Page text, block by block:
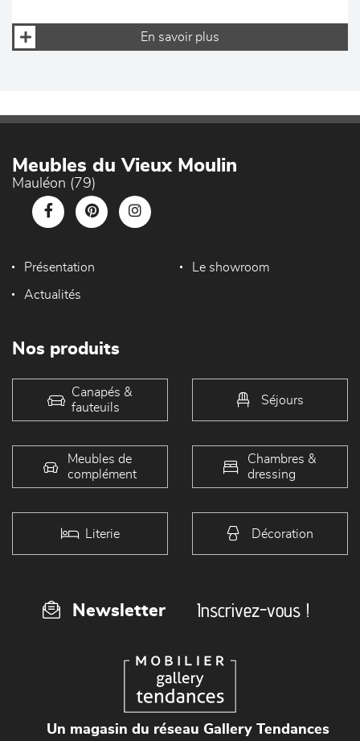
En savoir plus
Meubles du Vieux Moulin
Mauléon (79)
Présentation Le showroom
Actualités
Nos produits
Canapés &
fauteuils
Séjours
Meubles de
complément
Chambres &
dressing
Literie Décoration
Newsletter Inscrivez-vous !
Un magasin du réseau Gallery Tendances